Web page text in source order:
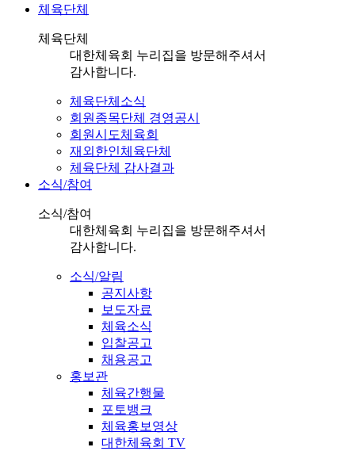
체육단체
체육단체
대한체육회 누리집을 방문해주셔서
감사합니다.
체육단체소식
회원종목단체 경영공시
회원시도체육회
재외한인체육단체
체육단체 감사결과
소식/참여
소식/참여
대한체육회 누리집을 방문해주셔서
감사합니다.
소식/알림
공지사항
보도자료
체육소식
입찰공고
채용공고
홍보관
체육간행물
포토뱅크
체육홍보영상
대한체육회 TV